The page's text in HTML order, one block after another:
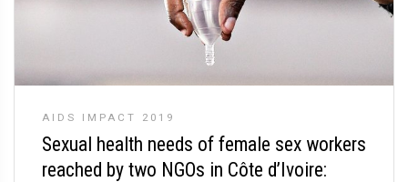
AIDS IMPACT 2019
Sexual health needs of female sex workers
reached by two NGOs in Côte d’Ivoire: